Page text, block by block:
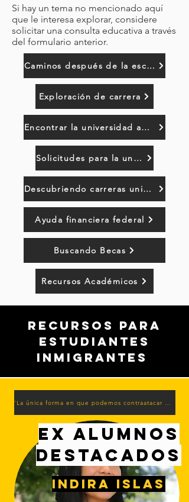
Si hay un tema no mencionado aquí
que le interesa explorar, considere
solicitar una consulta educativa a través
del formulario anterior.
Caminos después de la escuela secundaria
Exploración de carrera
Encontrar la universidad adecuada
Solicitudes para la universidad
Descubriendo carreras universitarias
Ayuda financiera federal
Buscando Becas
Recursos Académicos
recursos para
estudiantes
inmigrantes
ex alumnos
destacados
indira islas